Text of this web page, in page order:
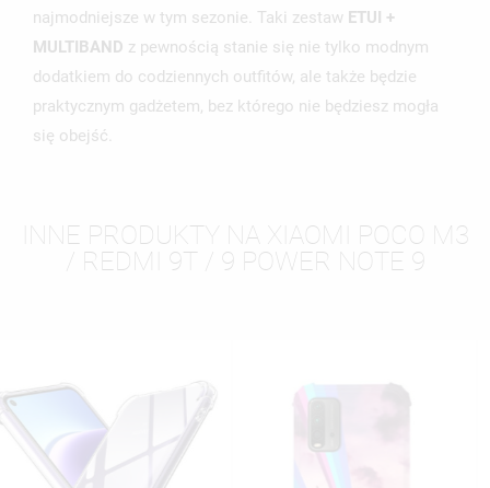
najmodniejsze w tym sezonie. Taki zestaw ETUI +
MULTIBAND z pewnością stanie się nie tylko modnym
dodatkiem do codziennych outfitów, ale także będzie
praktycznym gadżetem, bez którego nie będziesz mogła
się obejść.
INNE PRODUKTY NA XIAOMI POCO M3
/ REDMI 9T / 9 POWER NOTE 9